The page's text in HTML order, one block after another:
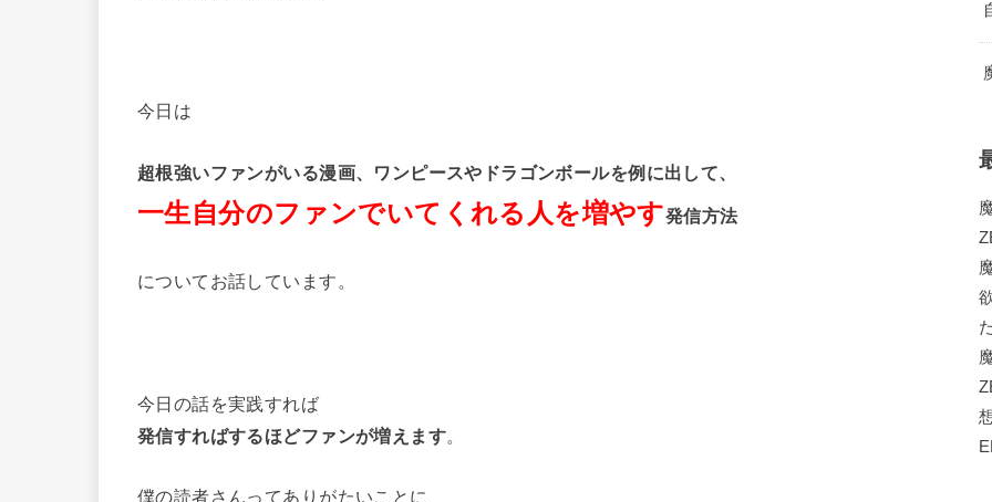
今日は
超根強いファンがいる漫画、ワンピースやドラゴンボールを例に出して、
一生自分のファンでいてくれる人を増やす発信方法
についてお話しています。
今日の話を実践すれば
発信すればするほどファンが増えます。
僕の読者さんってありがたいことに